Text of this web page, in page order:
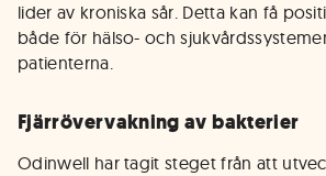
lider av kroniska sår. Detta kan få
både för hälso- och
patienterna.
Fjärrövervakning av bakterier
Odinwell har tagit steget från att